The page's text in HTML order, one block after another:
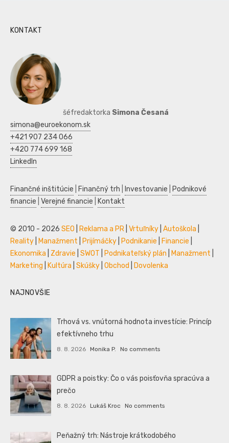
KONTAKT
šéfredaktorka Simona Česaná
simona@euroekonom.sk
+421 907 234 066
+420 774 699 168
LinkedIn
Finančné inštitúcie Finančný trh Investovanie
Podnikové
financie Verejné financie Kontakt
© 2010 - 2026 SEO Reklama a PR Vrtuľníky Autoškola
Reality
Manažment Prijímáčky Podnikanie Financie
Ekonomika
Zdravie SWOT Podnikateľský plán Manažment
Marketing
Kultúra Skúšky Obchod Dovolenka
NAJNOVŠIE
Trhová vs. vnútorná hodnota investície: Princíp
efektívneho trhu
8. 8. 2026 Monika P. No comments
GDPR a poistky: Čo o vás poisťovňa spracúva a
prečo
8. 8. 2026 Lukáš Kroc No comments
Peňažný trh: Nástroje krátkodobého